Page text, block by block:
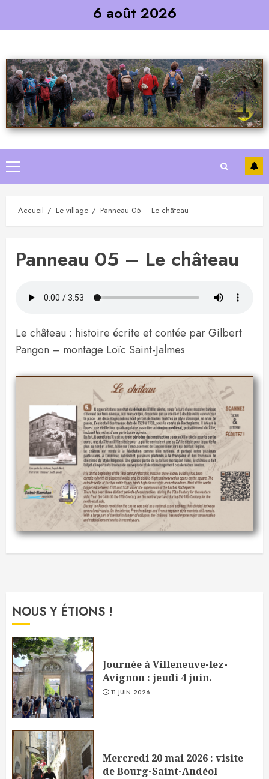
6 août 2026
Primary
Menu
Accueil Le village Panneau 05 – Le château
Panneau 05 – Le château
Le château : histoire écrite et contée par Gilbert
Pangon – montage Loïc Saint-Jalmes
NOUS Y ÉTIONS !
Journée à Villeneuve-lez-
Avignon : jeudi 4 juin.
11 JUIN 2026
Mercredi 20 mai 2026 : visite
de Bourg-Saint-Andéol